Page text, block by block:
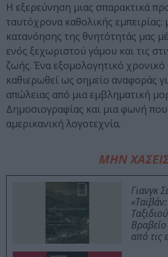
Η εξερεύνηση μιας σπαρακτικά
ταυτόχρονα καθολικής εμπειρίας:
κατανόησης της θνητότητάς μας
ενός ξεχωριστού γάμου και τις
ζωής. Ένα εξομολογητικό
καθιερωθεί ως σημείο αναφοράς
απώλειας από μια εμβληματική
Δημοσιογραφίας και μια φωνή
αμερικανική λογοτεχνία.
ΜΗΝ
Γιανγκ
από τις